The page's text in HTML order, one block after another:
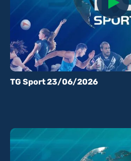
TG Sport 23/06/2026